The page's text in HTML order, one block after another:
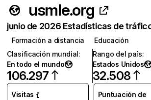
usmle.org
junio de 2026 Estadísticas de
Formación a distancia
Educación
Clasificación mundial:
En todo el mundo
106.297
Rango del país:
Estados Unidos
32.508
Visitas
Puntuación de